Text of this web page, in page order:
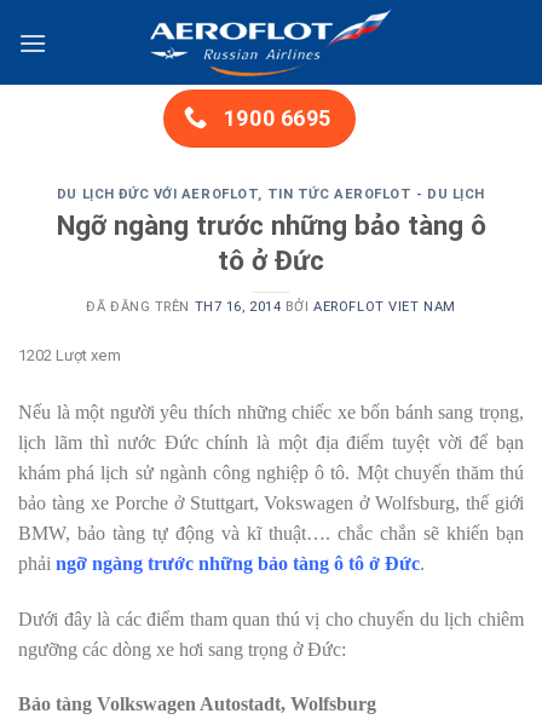
đến
1900 6695
DU LỊCH ĐỨC VỚI AEROFLOT, TIN TỨC AEROFLOT - DU LỊCH
Ngỡ ngàng trước những bảo tàng ô
tô ở Đức
ĐÃ ĐĂNG TRÊN TH7 16, 2014 BỞIAEROFLOT VIET NAM
1202 Lượt xem
Nếu là một người yêu thích những chiếc xe bốn bánh sang trọng,
lịch lãm thì nước Đức chính là một địa điểm tuyệt vời để bạn
khám phá lịch sử ngành công nghiệp ô tô. Một chuyến thăm thú
bảo tàng xe Porche ở Stuttgart, Vokswagen ở Wolfsburg, thế giới
BMW, bảo tàng tự động và kĩ thuật…. chắc chắn sẽ khiến bạn
phải ngỡ ngàng trước những bảo tàng ô tô ở Đức.
Dưới đây là các điểm tham quan thú vị cho chuyến du lịch chiêm
ngưỡng các dòng xe hơi sang trọng ở Đức:
Bảo tàng Volkswagen Autostadt, Wolfsburg